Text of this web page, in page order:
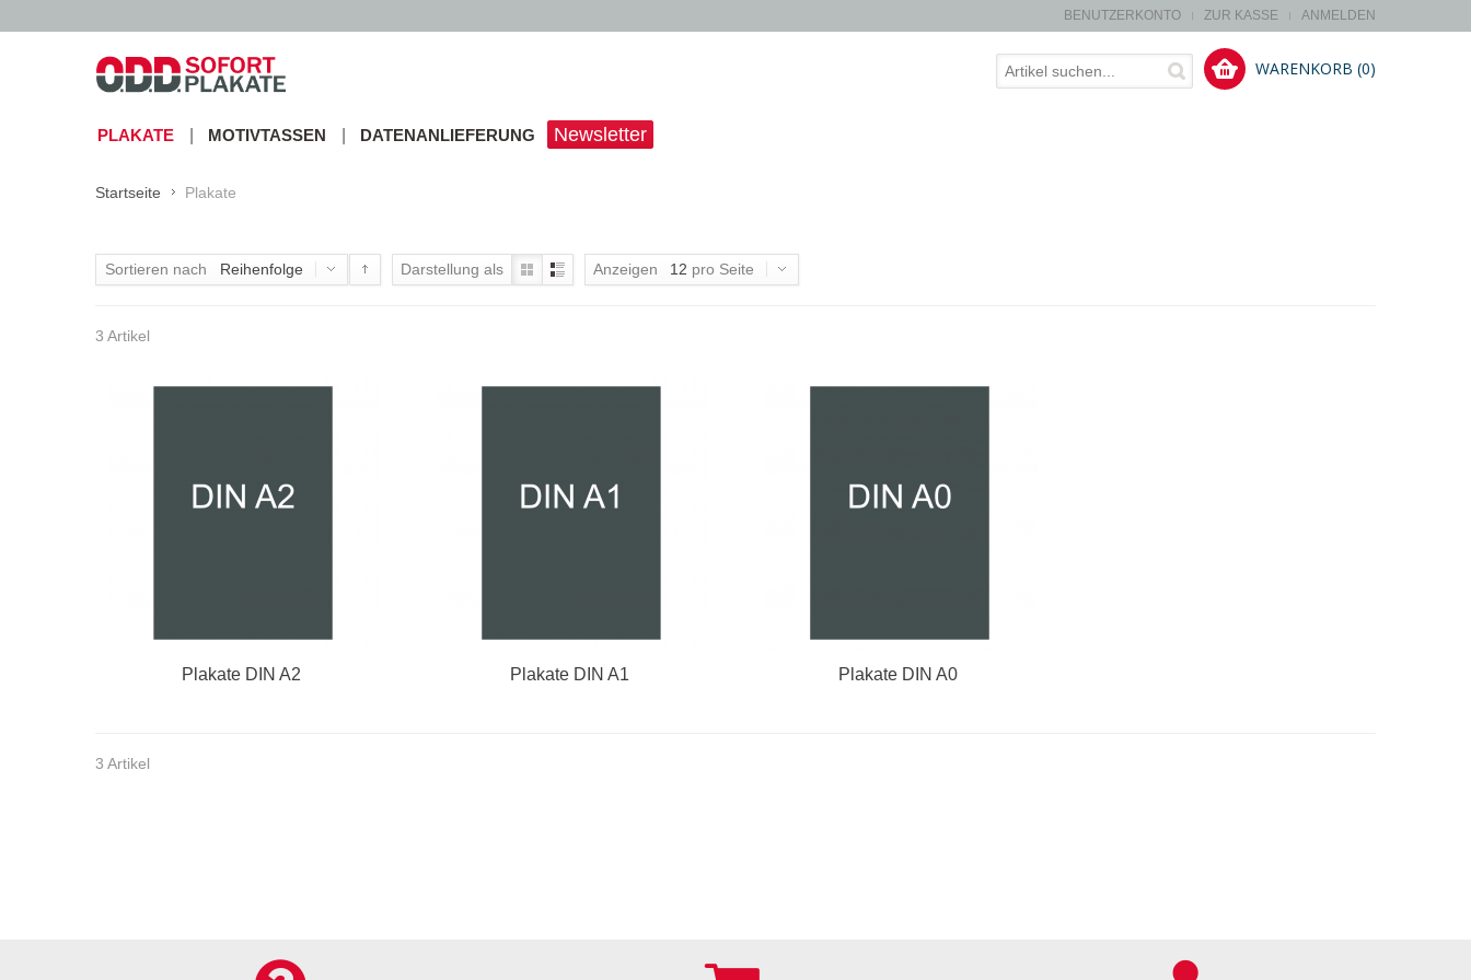
BENUTZERKONTO ZUR KASSE ANMELDEN
PLAKATE MOTIVTASSEN DATENANLIEFERUNG Newsletter
WARENKORB (0)
Startseite Plakate
Sortieren nach Reihenfolge Darstellung als Anzeigen 12 pro Seite
3 Artikel
Plakate DIN A2 Plakate DIN A1 Plakate DIN A0
3 Artikel